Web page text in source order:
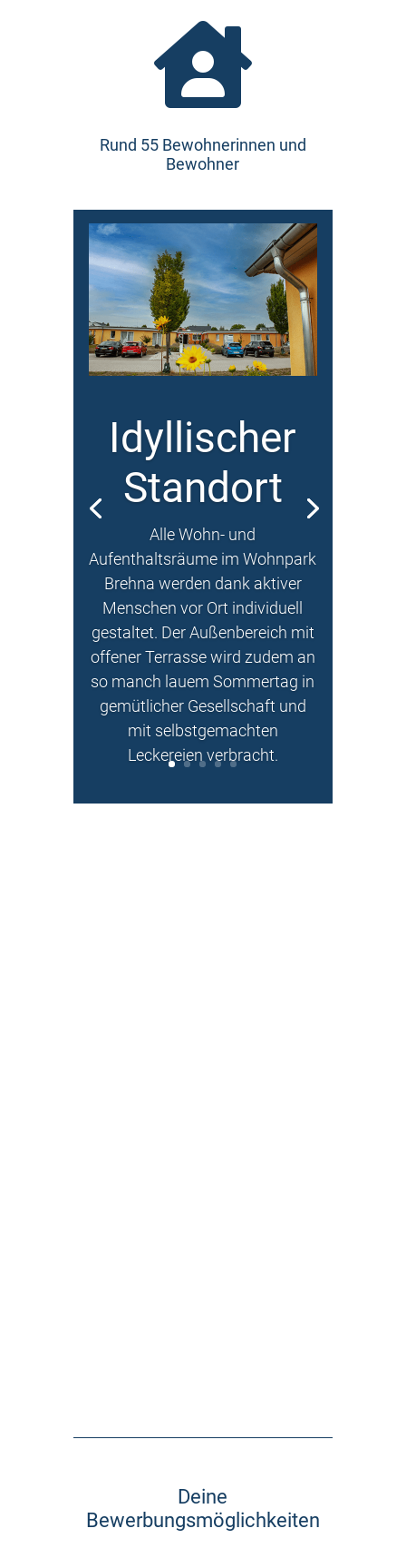

Rund 55 Bewohnerinnen und
Bewohner
Idyllischer
Standort
Alle Wohn- und
Aufenthaltsräume im Wohnpark
Brehna werden dank aktiver
Menschen vor Ort individuell
gestaltet. Der Außenbereich mit
offener Terrasse wird zudem an
so manch lauem Sommertag in
gemütlicher Gesellschaft und
mit selbstgemachten
Leckereien verbracht.
Deine
Bewerbungsmöglichkeiten